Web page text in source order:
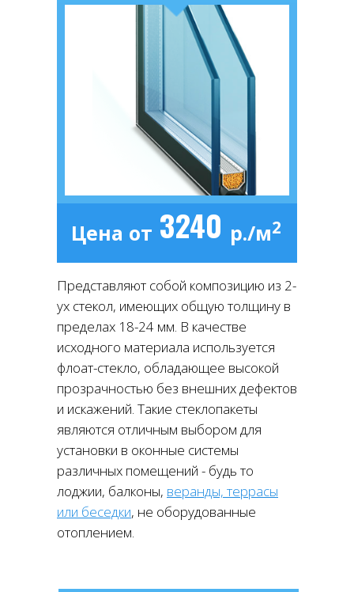
Цена от р./м2
3240
Представляют собой композицию из 2-
ух стекол, имеющих общую толщину в
пределах 18-24 мм. В качестве
исходного материала используется
флоат-стекло, обладающее высокой
прозрачностью без внешних дефектов
и искажений. Такие стеклопакеты
являются отличным выбором для
установки в оконные системы
различных помещений - будь то
лоджии, балконы, веранды, террасы
или беседки, не оборудованные
отоплением.